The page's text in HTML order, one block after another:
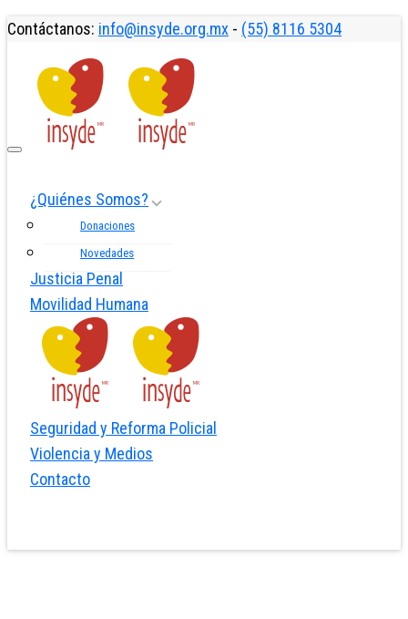
Contáctanos: info@insyde.org.mx - (55) 8116 5304
¿Quiénes Somos?
Donaciones
Novedades
Justicia Penal
Movilidad Humana
Seguridad y Reforma Policial
Violencia y Medios
Contacto